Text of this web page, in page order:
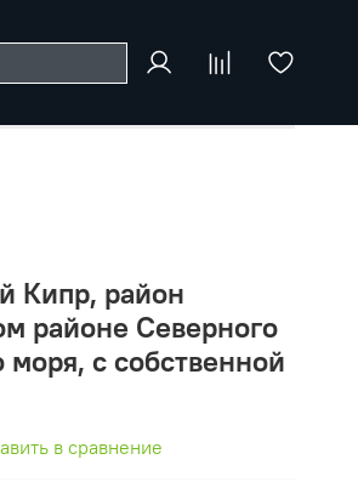
Кипр, район
районе Северного
с собственной
в сравнение